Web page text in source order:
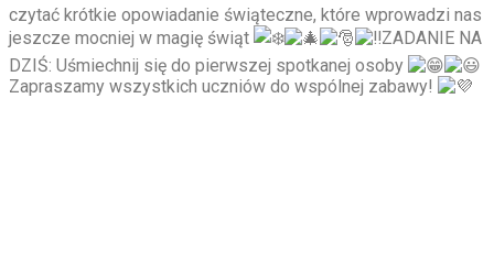
czytać krótkie opowiadanie świąteczne, które wprowadzi nas
jeszcze mocniej w magię świąt
ZADANIE NA
DZIŚ: Uśmiechnij się do pierwszej spotkanej osoby
Zapraszamy wszystkich uczniów do wspólnej zabawy!